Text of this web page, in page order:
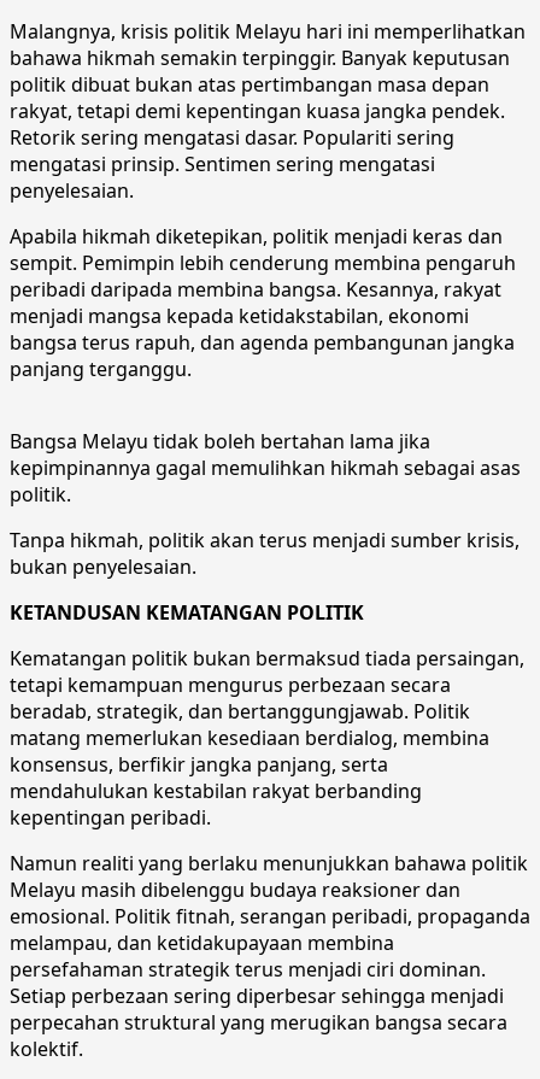
Malangnya, krisis politik Melayu hari ini memperlihatkan
bahawa hikmah semakin terpinggir. Banyak keputusan
politik dibuat bukan atas pertimbangan masa depan
rakyat, tetapi demi kepentingan kuasa jangka pendek.
Retorik sering mengatasi dasar. Populariti sering
mengatasi prinsip. Sentimen sering mengatasi
penyelesaian.
Apabila hikmah diketepikan, politik menjadi keras dan
sempit. Pemimpin lebih cenderung membina pengaruh
peribadi daripada membina bangsa. Kesannya, rakyat
menjadi mangsa kepada ketidakstabilan, ekonomi
bangsa terus rapuh, dan agenda pembangunan jangka
panjang terganggu.
Bangsa Melayu tidak boleh bertahan lama jika
kepimpinannya gagal memulihkan hikmah sebagai asas
politik.
Tanpa hikmah, politik akan terus menjadi sumber krisis,
bukan penyelesaian.
KETANDUSAN KEMATANGAN POLITIK
Kematangan politik bukan bermaksud tiada persaingan,
tetapi kemampuan mengurus perbezaan secara
beradab, strategik, dan bertanggungjawab. Politik
matang memerlukan kesediaan berdialog, membina
konsensus, berfikir jangka panjang, serta
mendahulukan kestabilan rakyat berbanding
kepentingan peribadi.
Namun realiti yang berlaku menunjukkan bahawa politik
Melayu masih dibelenggu budaya reaksioner dan
emosional. Politik fitnah, serangan peribadi, propaganda
melampau, dan ketidakupayaan membina
persefahaman strategik terus menjadi ciri dominan.
Setiap perbezaan sering diperbesar sehingga menjadi
perpecahan struktural yang merugikan bangsa secara
kolektif.